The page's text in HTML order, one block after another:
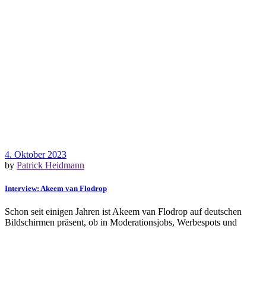
4. Oktober 2023
by Patrick Heidmann
Interview: Akeem van Flodrop
Schon seit einigen Jahren ist Akeem van Flodrop auf deutschen
Bildschirmen präsent, ob in Moderationsjobs, Werbespots und